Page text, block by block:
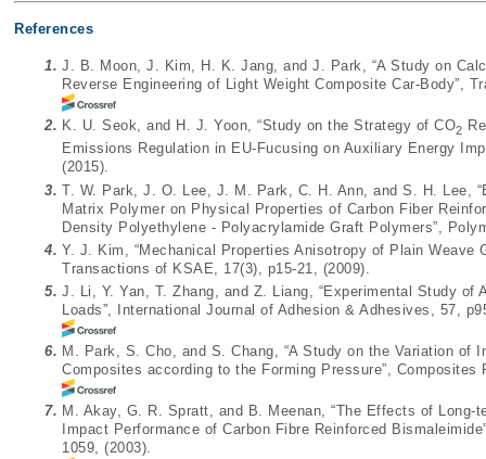
References
1. J. B. Moon, J. Kim, H. K. Jang, and J. Park, “A Study on
Reverse Engineering of Light Weight Composite Car-Body”,
2. K. U. Seok, and H. J. Yoon, “Study on the Strategy of CO2
Emissions Regulation in EU-Fucusing on Auxiliary Energy
(2015).
3. T. W. Park, J. O. Lee, J. M. Park, C. H. Ann, and S. H. Lee,
Matrix Polymer on Physical Properties of Carbon Fiber
Density Polyethylene - Polyacrylamide Graft Polymers”,
4. Y. J. Kim, “Mechanical Properties Anisotropy of Plain Weave
Transactions of KSAE, 17(3), p15-21, (2009).
5. J. Li, Y. Yan, T. Zhang, and Z. Liang, “Experimental Study
Loads”, International Journal of Adhesion & Adhesives, 57,
6. M. Park, S. Cho, and S. Chang, “A Study on the Variation of
Composites according to the Forming Pressure”, Composites
7. M. Akay, G. R. Spratt, and B. Meenan, “The Effects of Long-
Impact Performance of Carbon Fibre Reinforced
1059, (2003).